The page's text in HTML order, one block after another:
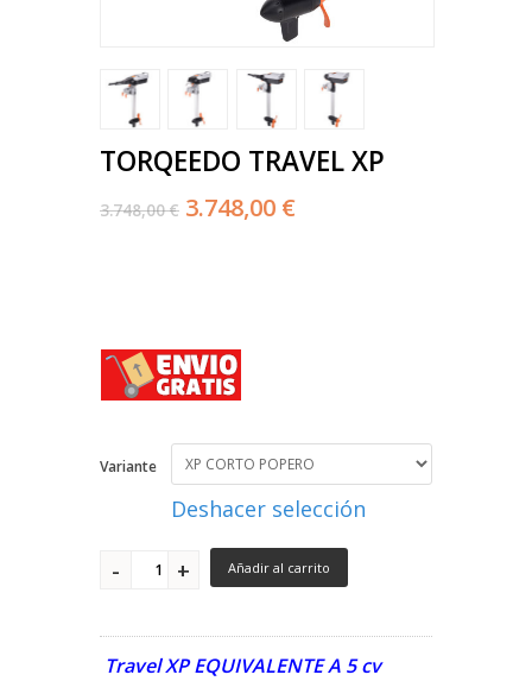
TORQEEDO TRAVEL XP
3.748,00 € 3.748,00 €
Variante
Deshacer selección
Añadir al carrito
Travel XP EQUIVALENTE A 5 cv